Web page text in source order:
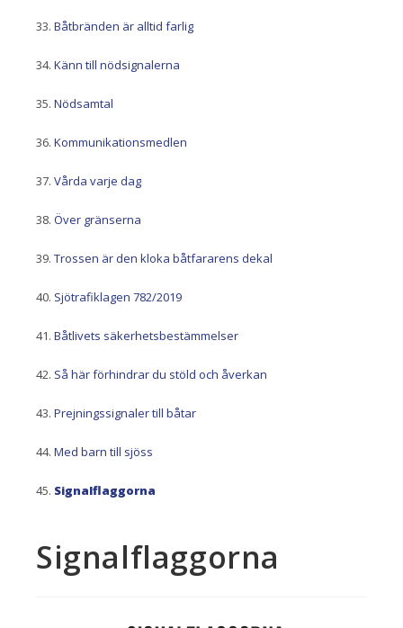
Båtbränden är alltid farlig
Känn till nödsignalerna
Nödsamtal
Kommunikationsmedlen
Vårda varje dag
Över gränserna
Trossen är den kloka båtfararens dekal
Sjötrafiklagen 782/2019
Båtlivets säkerhetsbestämmelser
Så här förhindrar du stöld och åverkan
Prejningssignaler till båtar
Med barn till sjöss
Signalflaggorna
Signalflaggorna